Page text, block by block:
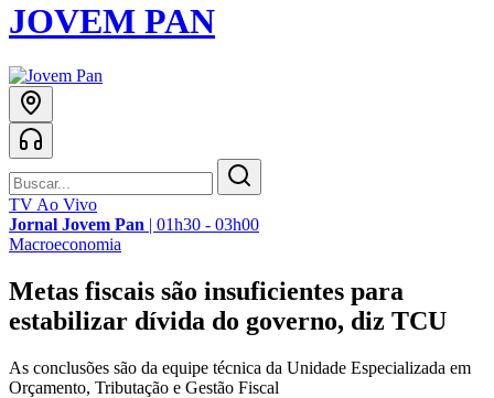
JOVEM PAN
TV Ao Vivo
Jornal Jovem Pan | 01h30 - 03h00
Macroeconomia
Metas fiscais são insuficientes para
estabilizar dívida do governo, diz TCU
As conclusões são da equipe técnica da Unidade Especializada em
Orçamento, Tributação e Gestão Fiscal